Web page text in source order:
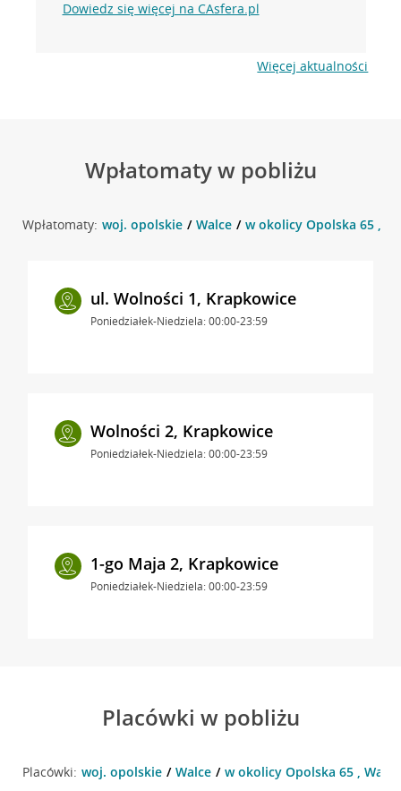
Dowiedz się więcej na CAsfera.pl
Więcej aktualności
Wpłatomaty w pobliżu
Wpłatomaty: woj. opolskie Walce w okolicy Opolska 65 ,
ul. Wolności 1, Krapkowice
Poniedziałek-Niedziela: 00:00-23:59
Wolności 2, Krapkowice
Poniedziałek-Niedziela: 00:00-23:59
1-go Maja 2, Krapkowice
Poniedziałek-Niedziela: 00:00-23:59
Placówki w pobliżu
Placówki: woj. opolskie Walce w okolicy Opolska 65 , Walce